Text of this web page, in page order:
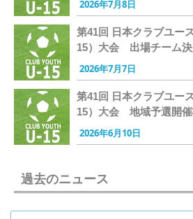
2026年7月8日
第41回 日本クラブユー
15）大会 出場チーム
2026年7月7日
第41回 日本クラブユー
15）大会 地域予選開
2026年6月10日
過去のニュース